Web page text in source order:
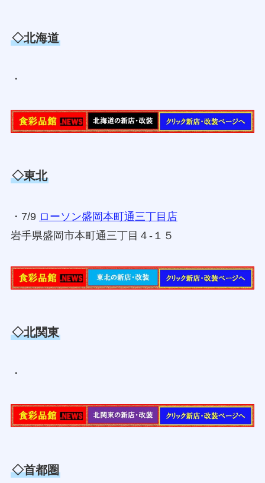
◇北海道
・
◇東北
・7/9 ローソン盛岡本町通三丁目店
岩手県盛岡市本町通三丁目４‐１５
◇北関東
・
◇首都圏